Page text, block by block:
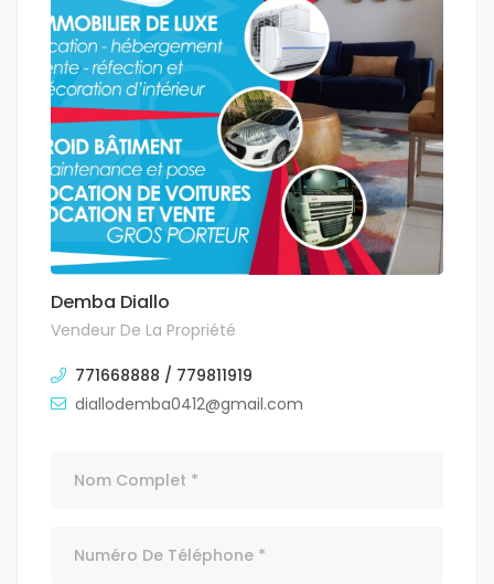
Demba Diallo
Vendeur De La Propriété
771668888 / 779811919
diallodemba0412@gmail.com